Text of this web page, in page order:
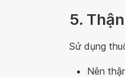
5.
Sử dụng
Nên